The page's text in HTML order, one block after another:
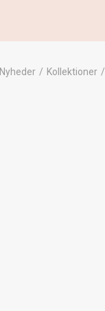
Nyheder / Kollektioner /